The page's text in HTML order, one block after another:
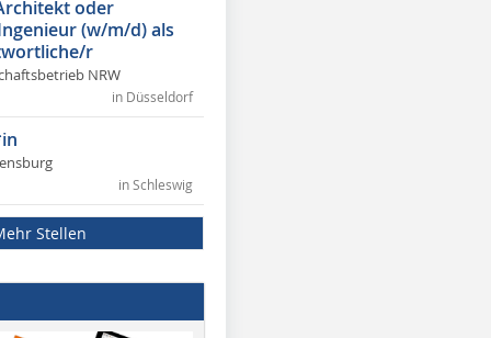
oder
(w/m/d) als
r
NRW
in Düsseldorf
in Schleswig
Stellen